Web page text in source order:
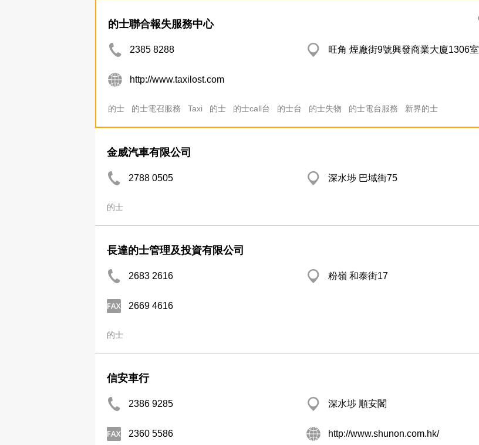
的士聯合報失服務中心
2385 8288 旺角 煙廠街9號興發商業大廈1306室
http://www.taxilost.com
的士 的士電召服務 Taxi 的士 的士call台 的士台 的士失物 的士電台服務 新界的士
金威汽車有限公司
2788 0505 深水埗 巴域街75
的士
長達的士管理及投資有限公司
2683 2616 粉嶺 和泰街17
2669 4616
的士
信安車行
2386 9285 深水埗 順安閣
2360 5586 http://www.shunon.com.hk/